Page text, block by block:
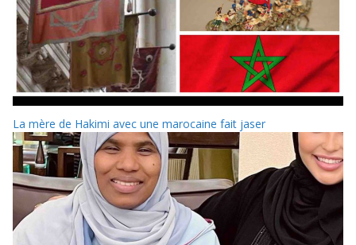
La mère de Hakimi avec une marocaine fait jaser